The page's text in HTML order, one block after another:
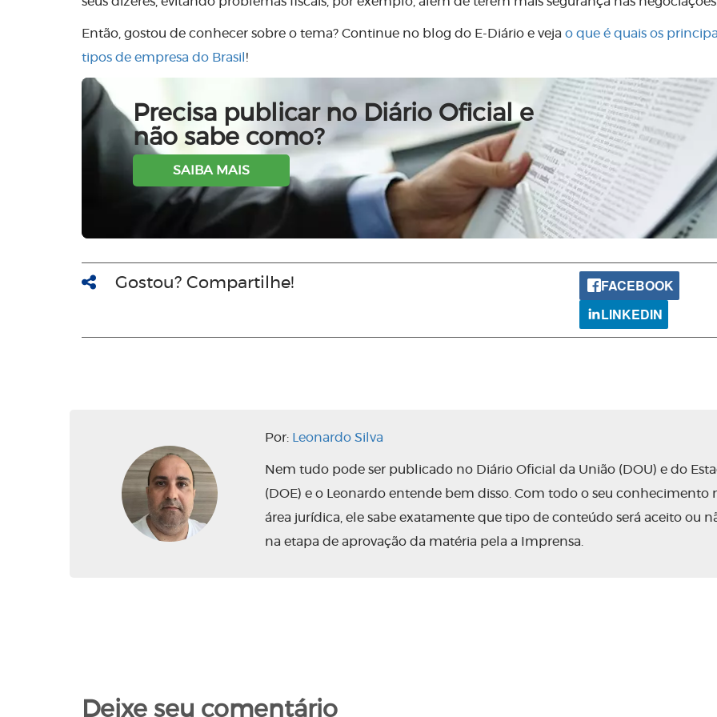
Então, gostou de conhecer sobre o tema? Continue no blog do E-Diário e veja o que é quais os
tipos de empresa do Brasil !
Precisa publicar no Diário Oficial e
não sabe como?
SAIBA MAIS
Gostou? Compartilhe!
FACEBOOK
LINKEDIN
Por: Leonardo Silva
Nem tudo pode ser publicado no Diário Oficial da União (DOU) e do
(DOE) e o Leonardo entende bem disso. Com todo o seu conhecimento
área jurídica, ele sabe exatamente que tipo de conteúdo será aceito ou
na etapa de aprovação da matéria pela a Imprensa.
Deixe seu comentário